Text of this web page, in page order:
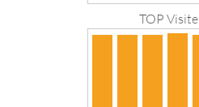
TOP Visite